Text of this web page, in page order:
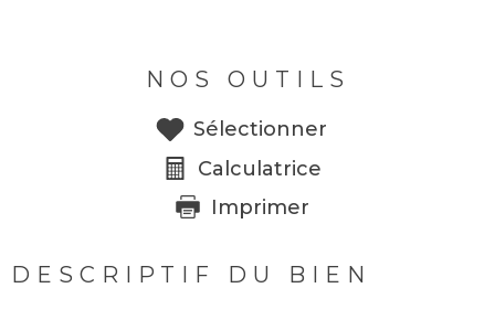
NOS OUTILS
Sélectionner
Calculatrice
Imprimer
DESCRIPTIF DU BIEN